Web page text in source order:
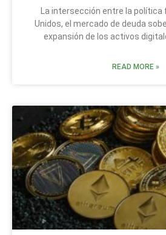
La intersección entre la política
Unidos, el mercado de deuda
expansión de los activos
READ MORE »